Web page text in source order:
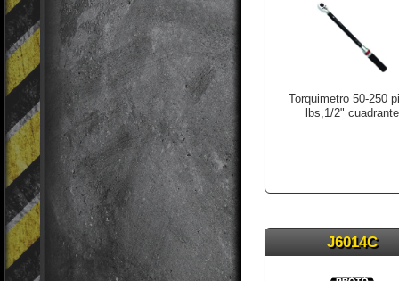
Torquimetro 50-250
lbs,1/2" cuadrante
J6014C